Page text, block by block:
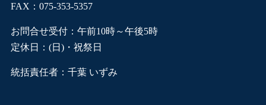
FAX：075-353-5357
お問合せ受付：午前10時～午後5時
定休日：(日)・祝祭日
統括責任者：千葉 いずみ